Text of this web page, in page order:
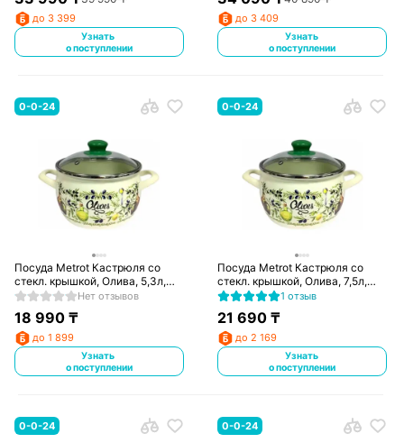
до 3 399
Узнать
о поступлении
до 3 409
Узнать
о поступлении
0-0-24
Посуда Metrot Кастрюля со
стекл. крышкой, Олива, 5,3л,
193121
Нет отзывов
18 990₸
до 1 899
Узнать
о поступлении
0-0-24
Посуда Metrot Кастрюля со
стекл. крышкой, Олива, 7,5л,
193131
1 отзыв
21 690 ₸
до 2 169
Узнать
о поступлении
0-0-24 0-0-24